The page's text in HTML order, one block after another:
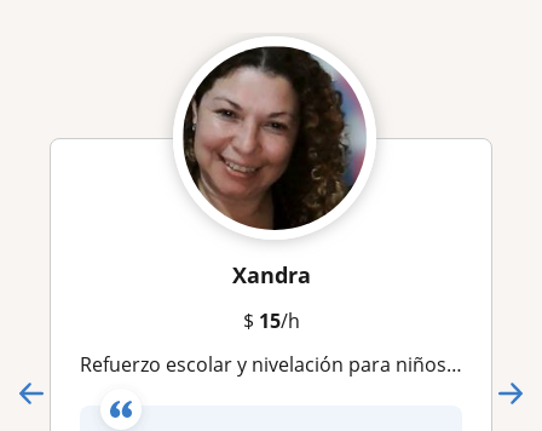
Xandra
$ 15/h
Refuerzo escolar y nivelación para niños | Matemáticas, Lectoescritura y más